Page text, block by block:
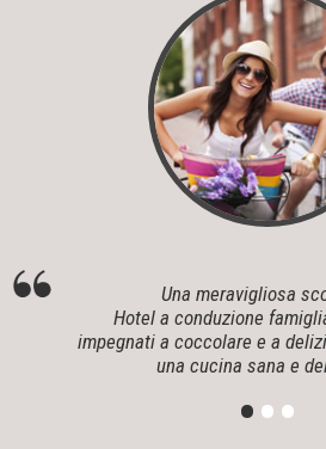
Una meravigliosa
Hotel a conduzione
impegnati a coccolare e a
una cucina sana e
•••